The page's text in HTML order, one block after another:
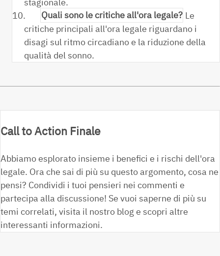
10.
Quali sono le critiche all'ora legale? Le
critiche principali all'ora legale riguardano i
disagi sul ritmo circadiano e la riduzione della
qualità del sonno.
Call to Action Finale
Abbiamo esplorato insieme i benefici e i rischi dell'ora
legale. Ora che sai di più su questo argomento, cosa ne
pensi? Condividi i tuoi pensieri nei commenti e
partecipa alla discussione! Se vuoi saperne di più su
temi correlati, visita il nostro blog e scopri altre
interessanti informazioni.